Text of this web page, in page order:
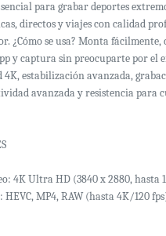
para grabar deportes
directos y viajes con calidad
¿Cómo se usa? Monta
y captura sin preocuparte por el
4K, estabilización avanzada,
avanzada y resistencia para
4K Ultra HD (3840 x 2880, hasta
HEVC, MP4, RAW (hasta 4K/120